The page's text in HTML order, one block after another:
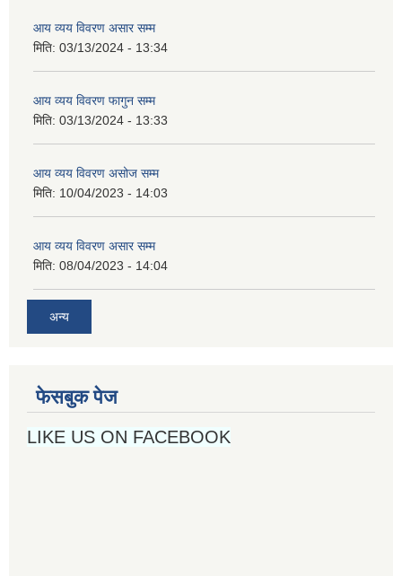
आय व्यय विवरण असार सम्म
मिति: 03/13/2024 - 13:34
आय व्यय विवरण फागुन सम्म
मिति: 03/13/2024 - 13:33
आय व्यय विवरण असोज सम्म
मिति: 10/04/2023 - 14:03
आय व्यय विवरण असार सम्म
मिति: 08/04/2023 - 14:04
अन्य
फेसबुक पेज
LIKE US ON FACEBOOK